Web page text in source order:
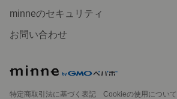
minneのセキュリティ
お問い合わせ
特定商取引法に基づく表記
Cookieの使用について